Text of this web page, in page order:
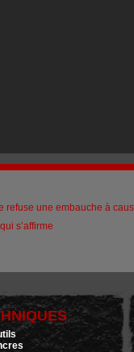
une embauche à
s’affirme